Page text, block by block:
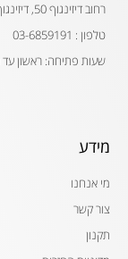
רחוב דיזינגוף 50, דיזינגוף סנטר בניין ב׳, קומה שנייה, תל אביב
טלפון : 03-6859191
שעות פתיחה: ראשון עד חמישי: 10:00-18:00
מידע
מי אנחנו
צור קשר
תקנון